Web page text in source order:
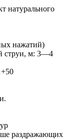
натурального
нажатий)
струи, м: 3—4
раздражающих